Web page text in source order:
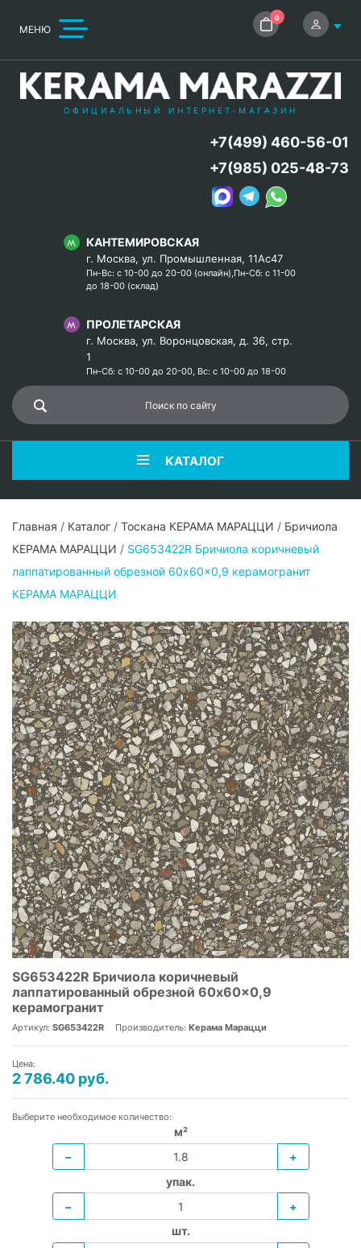
МЕНЮ
0
ОФИЦИАЛЬНЫЙ ИНТЕРНЕТ-МАГАЗИН
КАНТЕМИРОВСКАЯ
г. Москва, ул. Промышленная, 11Ас47
Пн-Вс: с 10-00 до 20-00 (онлайн),Пн-Сб: с 11-00
до 18-00 (склад)
ПРОЛЕТАРСКАЯ
г. Москва, ул. Воронцовская, д. 36, стр.
1
Пн-Сб: с 10-00 до 20-00, Вс: с 10-00 до 18-00
+7(499) 460-56-01
+7(985) 025-48-73
КАТАЛОГ
Главная / Каталог / Тоскана КЕРАМА МАРАЦЦИ / Бричиола
КЕРАМА МАРАЦЦИ / SG653422R Бричиола коричневый
лаппатированный обрезной 60x60x0,9 керамогранит
КЕРАМА МАРАЦЦИ
SG653422R Бричиола коричневый
лаппатированный обрезной 60x60x0,9
керамогранит
Артикул: SG653422R Производитель: Керама Марацци
Цена:
2 786.40 руб.
Выберите необходимое количество:
м²
−
+
упак.
−
+
шт.